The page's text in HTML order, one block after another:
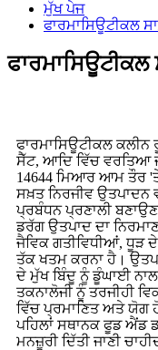
ਮੁੱਖ ਪੇਜ
ਫਾਰਮਾਸਿਊਟੀਕਲ
ਫਾਰਮਾਸਿਊਟੀਕਲ
ਫਾਰਮਾਸਿਊਟੀਕਲ
ਸੈੱਟ, ਆਦਿ ਵਿੱਚ ਵਰਤਿਆ
14644 ਮਿਆਰ ਆਮ ਤੌਰ
ਸਖ਼ਤ ਨਿਰਜੀਵ ਉਤਪਾਦਨ
ਪ੍ਰਬੰਧਨ ਪ੍ਰਣਾਲੀ
ਡਰੱਗ ਉਤਪਾਦ ਦਾ
ਜੈਵਿਕ ਗਤੀਵਿਧੀਆਂ, ਧੂੜ
ਤੱਕ ਖਤਮ ਕਰਨਾ ਹੈ।
ਦੇ ਮੁੱਖ ਬਿੰਦੂ ਨੂੰ ਡੂੰਘਾਈ
ਤਕਨਾਲੋਜੀ ਨੂੰ ਤਰਜੀਹੀ
ਵਿੱਚ ਪ੍ਰਮਾਣਿਤ ਅਤੇ ਯੋਗ
ਪਹਿਲਾਂ ਸਥਾਨਕ ਫੂਡ ਐਂਡ
ਮਨਜ਼ੂਰੀ ਦਿੱਤੀ ਜਾਣੀ